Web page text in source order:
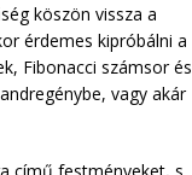
köszön vissza a
érdemes kipróbálni a
Fibonacci számsor és
vagy akár
című festményeket, s